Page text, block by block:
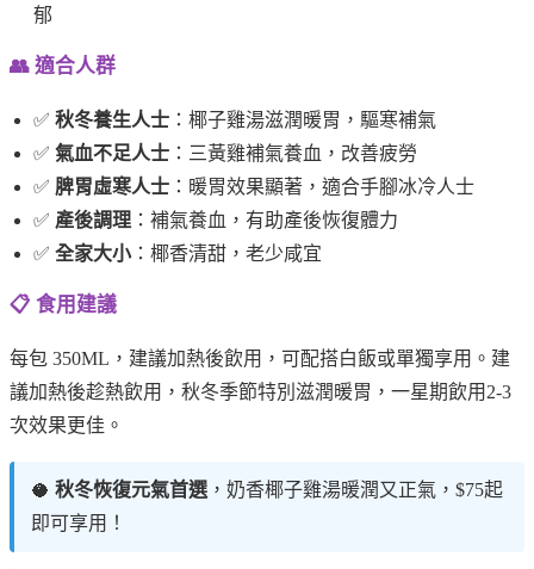
郁
👥 適合人群
✅ 秋冬養生人士 ：椰子雞湯滋潤暖胃，驅寒補氣
✅ 氣血不足人士 ：三黃雞補氣養血，改善疲勞
✅ 脾胃虛寒人士 ：暖胃效果顯著，適合手腳冰冷人士
✅ 產後調理 ：補氣養血，有助產後恢復體力
✅ 全家大小：椰香清甜，老少咸宜
📋 食用建議
每包 350ML，建議加熱後飲用，可配搭白飯或單獨享用。建
議加熱後趁熱飲用，秋冬季節特別滋潤暖胃，一星期飲用2-3
次效果更佳。
🥥 秋冬恢復元氣首選 ，奶香椰子雞湯暖潤又正氣，$75起
即可享用！